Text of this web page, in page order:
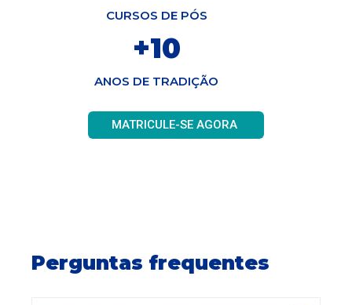
CURSOS DE PÓS
+10
ANOS DE TRADIÇÃO
MATRICULE-SE AGORA
Perguntas frequentes